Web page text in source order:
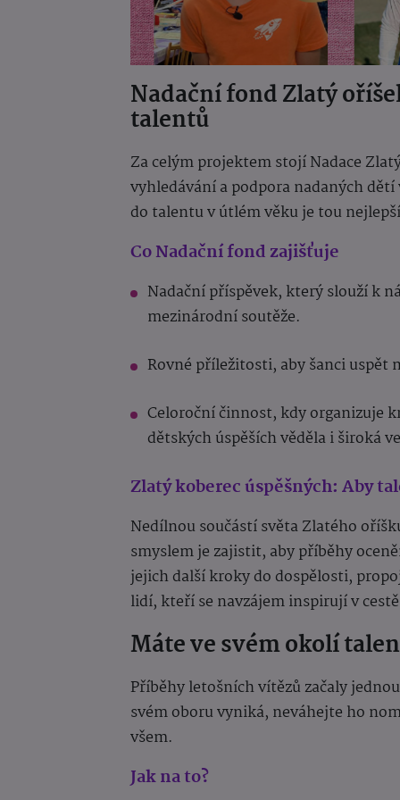
Nadační fond Zlatý
talentů
Za celým projektem stojí Nadace
vyhledávání a podpora nadaných dětí
do talentu v útlém věku je tou
Co Nadační fond zajišťuje
Nadační příspěvek, který slouží k
mezinárodní soutěže.
Rovné příležitosti, aby šanci uspět
Celoroční činnost, kdy organizuje
dětských úspěších věděla i široká
Zlatý koberec úspěšných: Aby
Nedílnou součástí světa Zlatého
smyslem je zajistit, aby příběhy
jejich další kroky do dospělosti,
lidí, kteří se navzájem inspirují v
Máte ve svém okolí
Příběhy letošních vítězů začaly
svém oboru vyniká, neváhejte ho
všem.
Jak na to?